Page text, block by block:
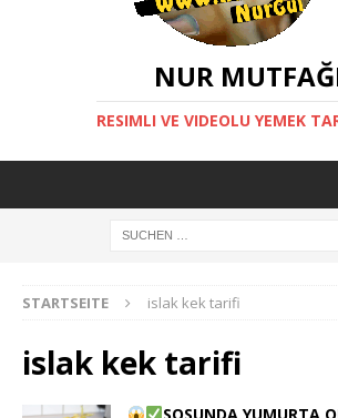
NUR
RESIMLI VE VIDEOLU YEMEK
STARTSEITE islak kek tarifi
islak kek tarifi